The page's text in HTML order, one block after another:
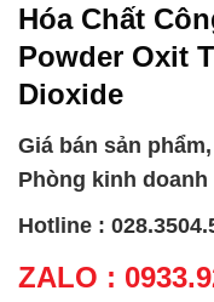
Hóa Chất
Powder Oxit
Dioxide
Giá bán sản
Phòng kinh doanh
Hotline :
ZALO :